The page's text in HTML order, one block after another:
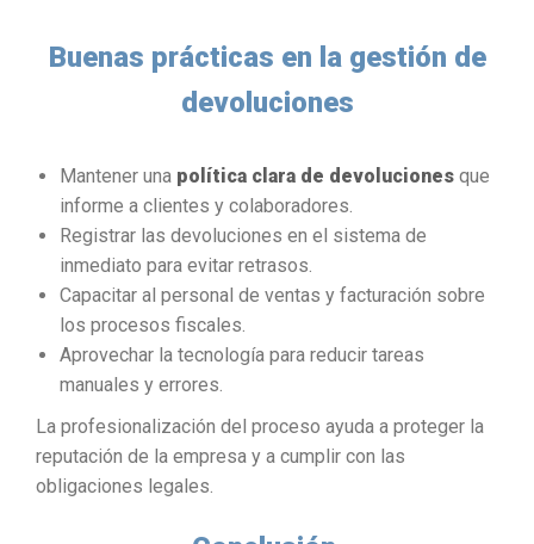
Buenas prácticas en la gestión de
devoluciones
Mantener una política clara de devoluciones que
informe a clientes y colaboradores.
Registrar las devoluciones en el sistema de
inmediato para evitar retrasos.
Capacitar al personal de ventas y facturación sobre
los procesos fiscales.
Aprovechar la tecnología para reducir tareas
manuales y errores.
La profesionalización del proceso ayuda a proteger la
reputación de la empresa y a cumplir con las
obligaciones legales.